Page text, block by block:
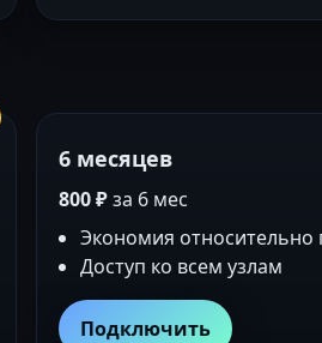
6 месяцев
800 ₽за 6 мес
Экономия относительно
Доступ ко всем узлам
Подключить